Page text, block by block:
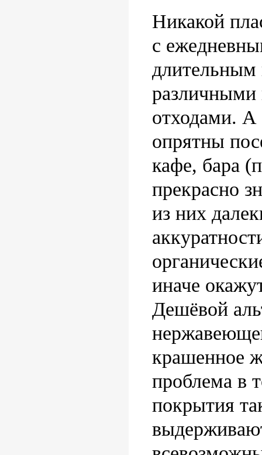
Никакой
с
длительным
отходами.
опрятны
кафе, бара
прекрасно
из них
иначе
Дешёвой
крашенное
проблема в
покрытия